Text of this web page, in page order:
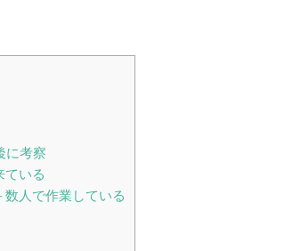
に考察
ている
人で作業している